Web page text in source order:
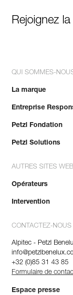
Rejoignez
QUI SOMMES-
La marque
Entreprise
Petzl Fondation
Petzl Solutions
AUTRES SITES
Opérateurs
Intervention
CONTACTEZ-NOUS
Alpitec - Petzl
+32 (0)85 31 43 85
Formulaire de
Espace presse